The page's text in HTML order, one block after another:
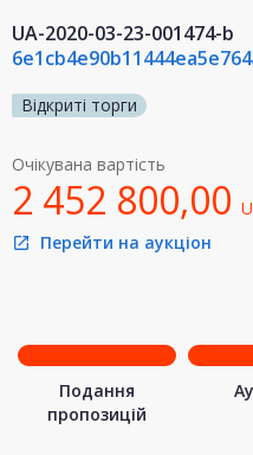
UA-2020-03-23-001474-b
Відкриті торги
Очікувана вартість
2 452 800,00
open_in_new Перейти на аукціон
Подання
пропозицій